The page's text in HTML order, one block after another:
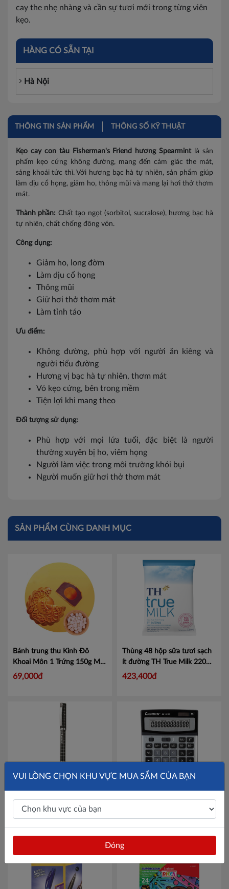
cay the nhẹ nhàng và cần sự tươi mới trong từng viên
kẹo.
HÀNG CÓ SẴN TẠI
Hà Nội
THÔNG TIN SẢN PHẨM THÔNG SỐ KỸ THUẬT
Kẹo cay con tàu Fisherman's Friend hương Spearmint là sản
phẩm kẹo cứng không đường, mang đến cảm giác the mát,
sảng khoái tức thì. Với hương bạc hà tự nhiên, sản phẩm giúp
làm dịu cổ họng, giảm ho, thông mũi và mang lại hơi thở thơm
mát.
Thành phần: Chất tạo ngọt (sorbitol, sucralose), hương bạc hà
tự nhiên, chất chống đông vón.
Công dụng:
Giảm ho, long đờm
Làm dịu cổ họng
Thông mũi
Giữ hơi thở thơm mát
Làm tỉnh táo
Ưu điểm:
Không đường, phù hợp với người ăn kiêng và
người tiểu đường
Hương vị bạc hà tự nhiên, thơm mát
Vỏ kẹo cứng, bên trong mềm
Tiện lợi khi mang theo
Đối tượng sử dụng:
Phù hợp với mọi lứa tuổi, đặc biệt là người
thường xuyên bị ho, viêm họng
Người làm việc trong môi trường khói bụi
Người muốn giữ hơi thở thơm mát
SẢN PHẨM CÙNG DANH MỤC
Bánh trung thu Kinh Đô
Khoai Môn 1 Trứng 150g Mã
M1
69,000đ
Thùng 48 hộp sữa tươi sạch
ít đường TH True Milk 220ml
Mã 452000210
423,400đ
Bút bi Linc Lazor executive
nắp gài #750F - Hộp 10 chiếc
Mã LINE750
Máy tính COMIX 12 số CS-
VUI LÒNG CHỌN KHU VỰC MUA SẮM CỦA BẠN
Đóng